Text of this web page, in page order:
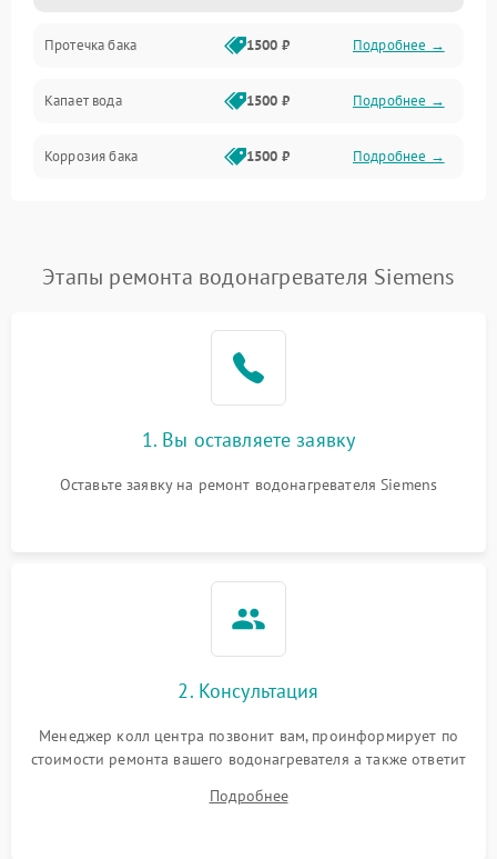
Механика
Протечка бака 1500 ₽ Подробнее →
Капает вода 1500 ₽ Подробнее →
Коррозия бака 1500 ₽ Подробнее →
Этапы ремонта водонагревателя Siemens
1. Вы оставляете заявку
Оставьте заявку на ремонт водонагревателя Siemens
2. Консультация
Менеджер колл центра позвонит вам, проинформирует по
стоимости ремонта вашего водонагревателя а также ответит
Подробнее